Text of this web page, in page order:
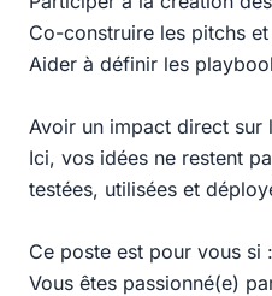
Co-construire les pitchs
Aider à définir les
Avoir un impact direct
Ici, vos idées ne restent
testées, utilisées et
Ce poste est pour vous si :
Vous êtes passionné(e)